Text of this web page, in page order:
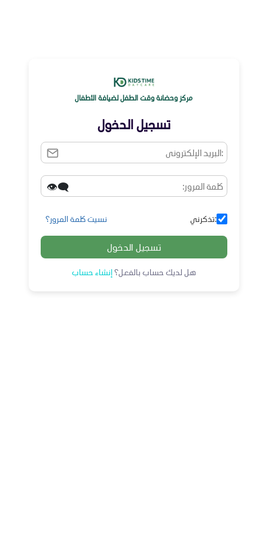
مركز وحضانة وقت الطفل لضيافة الأطفال
تسجيل الدخول
👁️‍🗨️
:تذكرني نسيت كلمة المرور؟
تسجيل الدخول
هل لديك حساب بالفعل؟إنشاء حساب